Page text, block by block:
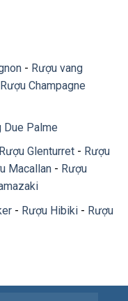
- Rượu vang
Rượu Champagne
Due Palme
Rượu Glenturret- Rượu
Macallan- Rượu
- Rượu Hibiki- Rượu